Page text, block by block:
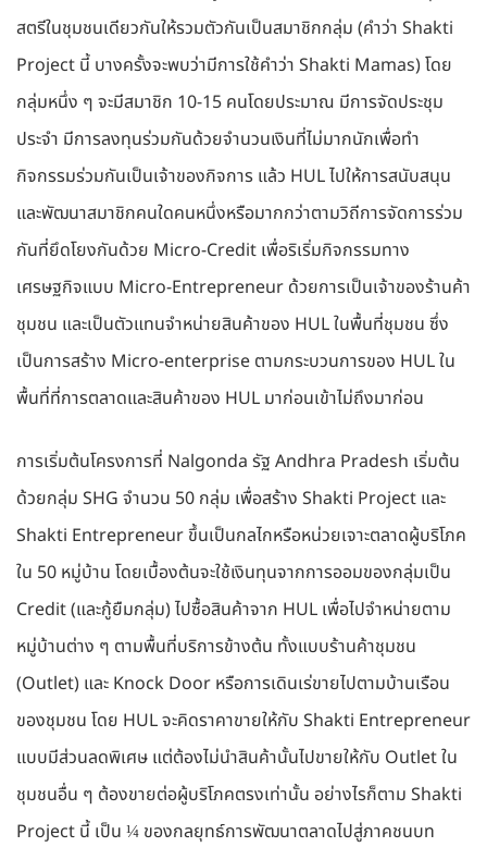
สตรีในชุมชนเดียวกันให้รวมตัวกันเป็นสมาชิกกลุ่ม (คำว่า Shakti
Project นี้ บางครั้งจะพบว่ามีการใช้คำว่า Shakti Mamas) โดย
กลุ่มหนึ่ง ๆ จะมีสมาชิก 10-15 คนโดยประมาณ มีการจัดประชุม
ประจำ มีการลงทุนร่วมกันด้วยจำนวนเงินที่ไม่มากนักเพื่อทำ
กิจกรรมร่วมกันเป็นเจ้าของกิจการ แล้ว HUL ไปให้การสนับสนุน
และพัฒนาสมาชิกคนใดคนหนึ่งหรือมากกว่าตามวิถีการจัดการร่วม
กันที่ยึดโยงกันด้วย Micro-Credit เพื่อริเริ่มกิจกรรมทาง
เศรษฐกิจแบบ Micro-Entrepreneur ด้วยการเป็นเจ้าของร้านค้า
ชุมชน และเป็นตัวแทนจำหน่ายสินค้าของ HUL ในพื้นที่ชุมชน ซึ่ง
เป็นการสร้าง Micro-enterprise ตามกระบวนการของ HUL ใน
พื้นที่ที่การตลาดและสินค้าของ HUL มาก่อนเข้าไม่ถึงมาก่อน
การเริ่มต้นโครงการที่ Nalgonda รัฐ Andhra Pradesh เริ่มต้น
ด้วยกลุ่ม SHG จำนวน 50 กลุ่ม เพื่อสร้าง Shakti Project และ
Shakti Entrepreneur ขึ้นเป็นกลไกหรือหน่วยเจาะตลาดผู้บริโภค
ใน 50 หมู่บ้าน โดยเบื้องต้นจะใช้เงินทุนจากการออมของกลุ่มเป็น
Credit (และกู้ยืมกลุ่ม) ไปซื้อสินค้าจาก HUL เพื่อไปจำหน่ายตาม
หมู่บ้านต่าง ๆ ตามพื้นที่บริการข้างต้น ทั้งแบบร้านค้าชุมชน
(Outlet) และ Knock Door หรือการเดินเร่ขายไปตามบ้านเรือน
ของชุมชน โดย HUL จะคิดราคาขายให้กับ Shakti Entrepreneur
แบบมีส่วนลดพิเศษ แต่ต้องไม่นำสินค้านั้นไปขายให้กับ Outlet ใน
ชุมชนอื่น ๆ ต้องขายต่อผู้บริโภคตรงเท่านั้น อย่างไรก็ตาม Shakti
Project นี้ เป็น ¼ ของกลยุทธ์การพัฒนาตลาดไปสู่ภาคชนบท